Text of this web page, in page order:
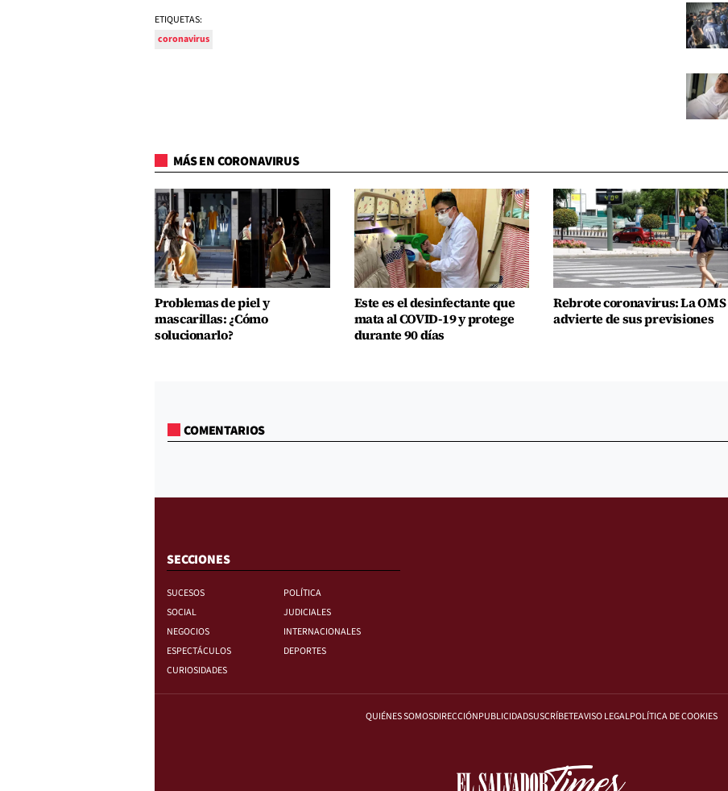
ETIQUETAS:
coronavirus
MÁS EN CORONAVIRUS
Problemas de piel y
mascarillas: ¿Cómo
solucionarlo?
Este es el desinfectante que
mata al COVID-19 y protege
durante 90 días
Rebrote coronavirus: La OMS
advierte de sus previsiones
COMENTARIOS
SECCIONES
SUCESOS
POLÍTICA
SOCIAL
JUDICIALES
NEGOCIOS
INTERNACIONALES
ESPECTÁCULOS
DEPORTES
CURIOSIDADES
QUIÉNES SOMOSDIRECCIÓNPUBLICIDADSUSCRÍBETEAVISO LEGALPOLÍTICA DE COOKIES